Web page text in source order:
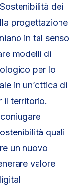
dei
progettazione
in tal senso
modelli di
per lo
in un’ottica di
il territorio.
quali
un nuovo
valore